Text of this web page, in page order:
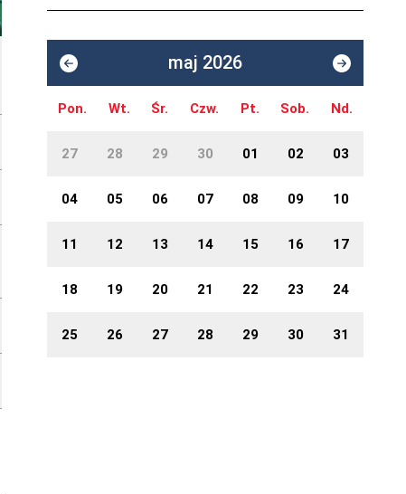
maj 2026
Pon. Wt. Śr. Czw. Pt. Sob. Nd.
27 28 29 30 01 02 03
04 05 06 07 08 09 10
11 12 13 14 15 16 17
18 19 20 21 22 23 24
25 26 27 28 29 30 31